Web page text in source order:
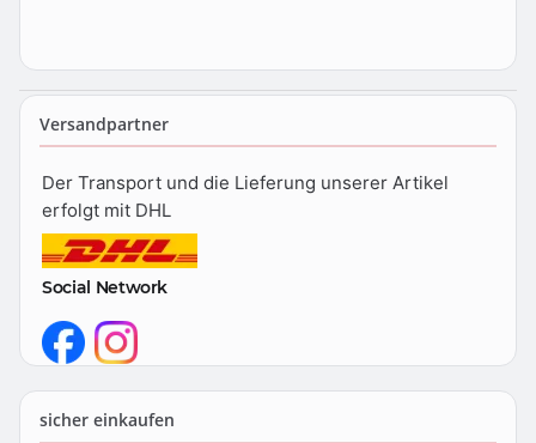
Versandpartner
Der Transport und die Lieferung unserer Artikel
erfolgt mit DHL
Social Network
sicher einkaufen